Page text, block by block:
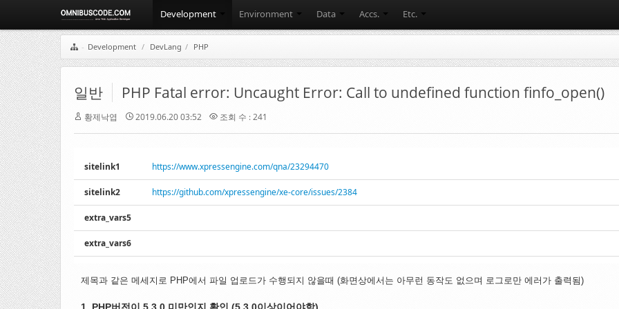
Development Environment Data Accs. Etc.
Development / DevLang / PHP
일반 PHP Fatal error: Uncaught Error: Call to undefined function finfo_open()
황제낙엽 2019.06.20 03:52 조회 수 : 241
sitelink1 https://www.xpressengine.com/qna/23294470
sitelink2 https://github.com/xpressengine/xe-core/issues/2384
extra_vars5
extra_vars6
제목과 같은 메세지로 PHP에서 파일 업로드가 수행되지 않을때 (화면상에서는 아무런 동작도 없으며 로그로만 에러가 출력됨)